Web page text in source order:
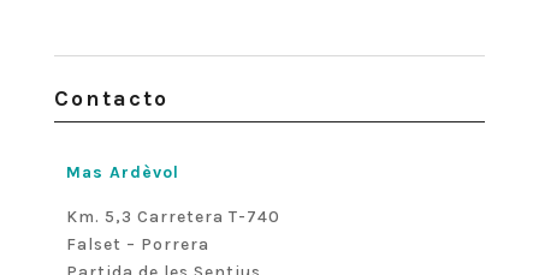
Contacto
Mas Ardèvol
Km. 5,3 Carretera T-740
Falset – Porrera